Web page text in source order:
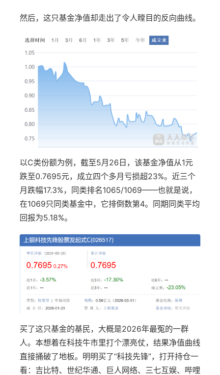
然后，这只基金净值却走出了令人瞠目的反向曲线。
以C类份额为例，截至5月26日，该基金净值从1元
跌至0.7695元，成立四个多月亏损超23%。近三个
月跌幅17.3%，同类排名1065/1069——也就是说，
在1069只同类基金中，它排倒数第4。同期同类平均
回报为5.18%。
买了这只基金的基民，大概是2026年最冤的一群
人。本想着在科技牛市里打个漂亮仗，结果净值曲线
直接捅破了地板。明明买了“科技先锋”，打开持仓一
看：吉比特、世纪华通、巨人网络、三七互娱、哔哩